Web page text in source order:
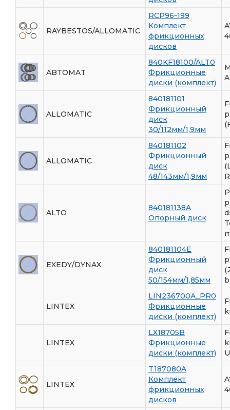
RAYBESTOS/ALLOMATIC
RCP96-199
Комплект
фрикционных
дисков
ABTOMAT
840KF18100/ALT0
Фрикционные
диски (комплект)
ALLOMATIC
840181101
Фрикционный
диск
30/112мм/1,9мм
ALLOMATIC
840181102
Фрикционный
диск
48/143мм/1,9мм
ALTO
840181138A
Опорный диск
EXEDY/DYNAX
840181104E
Фрикционный
диск
50/154мм/1,85мм
LINTEX
LIN236700A_PR0
Фрикционные
диски (комплект)
LINTEX
LX18705B
Фрикционные
диски (комплект)
LINTEX
T187080A
Комплект
фрикционных
дисков